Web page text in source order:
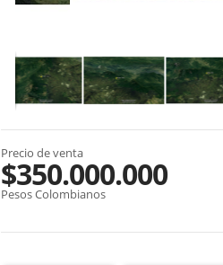
Precio de venta
$350.000.000
Pesos Colombianos